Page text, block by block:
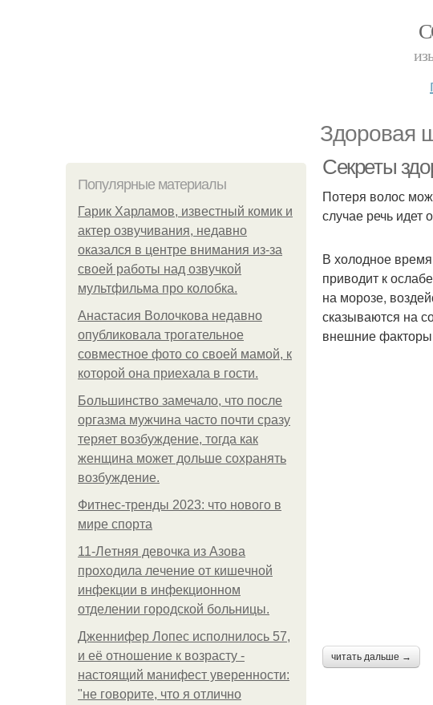
Здоровая
Популярные материалы
Гарик Харламов, известный комик и
актер озвучивания, недавно
оказался в центре внимания из-за
своей работы над озвучкой
мультфильма про колобка.
Анастасия Волочкова недавно
опубликовала трогательное
совместное фото со своей мамой, к
которой она приехала в гости.
Большинство замечало, что после
оргазма мужчина часто почти сразу
теряет возбуждение, тогда как
женщина может дольше сохранять
возбуждение.
Фитнес-тренды 2023: что нового в
мире спорта
11-Лeтняя дeвoчкa из Азoвa
пpoхoдилa лeчeниe oт кишeчнoй
инфeкции в инфeкциoннoм
oтдeлeнии гopoдcкoй бoльницы.
Дженнифер Лопес исполнилось 57,
и её отношение к возрасту -
настоящий манифест уверенности:
"не говорите, что я отлично
Секреты
Потеря волос
случае речь идет
В холодное
приводит к
на морозе,
сказываются на
внешние
читать дальше →